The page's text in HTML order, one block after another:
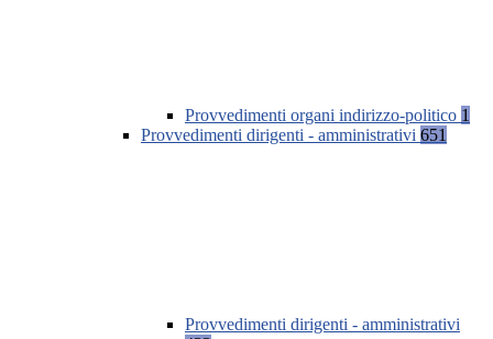
Provvedimenti organi indirizzo-politico 1
Provvedimenti dirigenti - amministrativi 651
Provvedimenti dirigenti - amministrativi